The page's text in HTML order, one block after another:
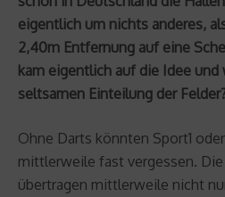
eigentlich um nichts anderes,
2,40m Entfernung auf eine
kam eigentlich auf die Idee und
seltsamen Einteilung der
Ohne Darts könnten Sport1
mittlerweile fast vergessen.
übertragen mittlerweile nicht